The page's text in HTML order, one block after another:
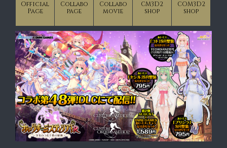
Official
Page
Collabo
page
Collabo
movie
CM3D2
shop
COM3D2
shop